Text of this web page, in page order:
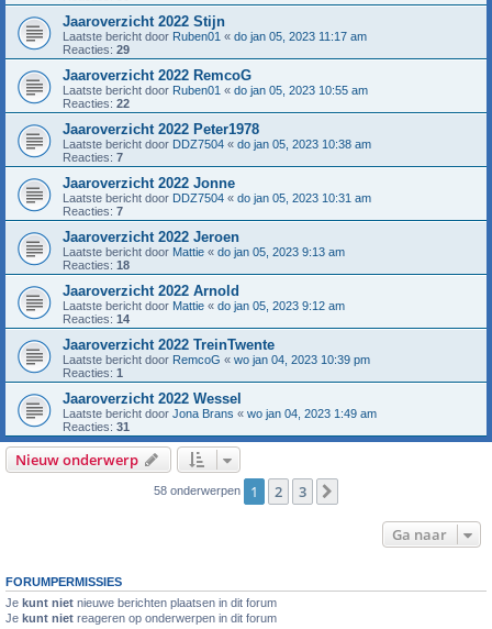
Jaaroverzicht 2022 Stijn
Laatste bericht door Ruben01 « do jan 05, 2023 11:17 am
Reacties: 29
Jaaroverzicht 2022 RemcoG
Laatste bericht door Ruben01 « do jan 05, 2023 10:55 am
Reacties: 22
Jaaroverzicht 2022 Peter1978
Laatste bericht door DDZ7504 « do jan 05, 2023 10:38 am
Reacties: 7
Jaaroverzicht 2022 Jonne
Laatste bericht door DDZ7504 « do jan 05, 2023 10:31 am
Reacties: 7
Jaaroverzicht 2022 Jeroen
Laatste bericht door Mattie « do jan 05, 2023 9:13 am
Reacties: 18
Jaaroverzicht 2022 Arnold
Laatste bericht door Mattie « do jan 05, 2023 9:12 am
Reacties: 14
Jaaroverzicht 2022 TreinTwente
Laatste bericht door RemcoG « wo jan 04, 2023 10:39 pm
Reacties: 1
Jaaroverzicht 2022 Wessel
Laatste bericht door Jona Brans « wo jan 04, 2023 1:49 am
Reacties: 31
Nieuw onderwerp
58 onderwerpen 1 2 3
Ga naar
FORUMPERMISSIES
Je kunt niet nieuwe berichten plaatsen in dit forum
Je kunt niet reageren op onderwerpen in dit forum